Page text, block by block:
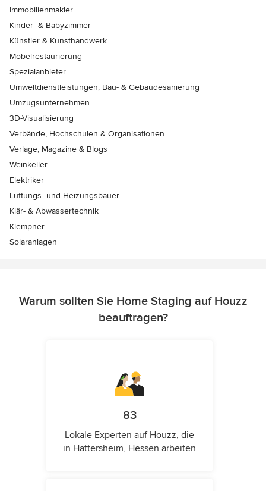
Immobilienmakler
Kinder- & Babyzimmer
Künstler & Kunsthandwerk
Möbelrestaurierung
Spezialanbieter
Umweltdienstleistungen, Bau- & Gebäudesanierung
Umzugsunternehmen
3D-Visualisierung
Verbände, Hochschulen & Organisationen
Verlage, Magazine & Blogs
Weinkeller
Elektriker
Lüftungs- und Heizungsbauer
Klär- & Abwassertechnik
Klempner
Solaranlagen
Warum sollten Sie Home Staging auf Houzz
beauftragen?
83
Lokale Experten auf Houzz, die
in Hattersheim, Hessen arbeiten